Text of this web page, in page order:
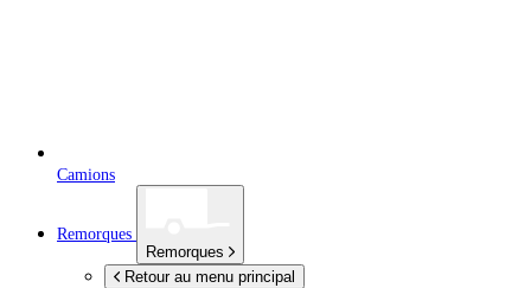
Camions
Remorques
Remorques
Retour au menu principal